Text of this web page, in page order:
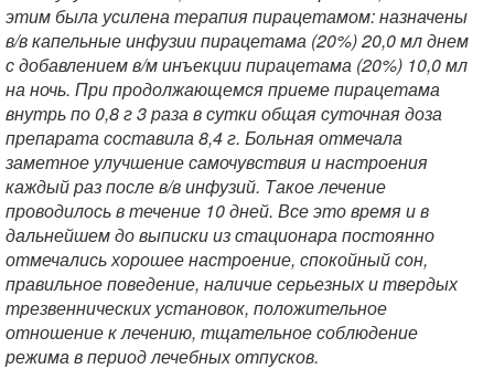
этим была усилена терапия пирацетамом: назначены
в/в капельные инфузии пирацетама (20%) 20,0 мл днем
с добавлением в/м инъекции пирацетама (20%) 10,0 мл
на ночь. При продолжающемся приеме пирацетама
внутрь по 0,8 г 3 раза в сутки общая суточная доза
препарата составила 8,4 г. Больная отмечала
заметное улучшение самочувствия и настроения
каждый раз после в/в инфузий. Такое лечение
проводилось в течение 10 дней. Все это время и в
дальнейшем до выписки из стационара постоянно
отмечались хорошее настроение, спокойный сон,
правильное поведение, наличие серьезных и твердых
трезвеннических установок, положительное
отношение к лечению, тщательное соблюдение
режима в период лечебных отпусков.